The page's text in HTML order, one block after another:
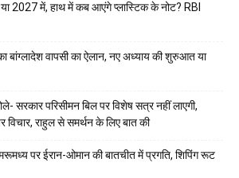
2027 में, हाथ में कब आएंगे प्लास्टिक के नोट? RBI
बांग्लादेश वापसी का ऐलान, नए अध्याय की शुरुआत या
सरकार परिसीमन बिल पर विशेष सत्र नहीं लाएगी,
विचार, राहुल से समर्थन के लिए बात की
पर ईरान-ओमान की बातचीत में प्रगति, शिपिंग रूट